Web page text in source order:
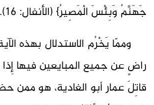
جَهَنَّمُ وَبِئْسَ الْمَصِيرُ} (الأنفال: 16).
وممّا يَخْرُم الاستدلال بهذه
راضٍ عن جميع المبايعين فيها إِذا
قاتِلَ عمار أبو الغادية، هو ممن